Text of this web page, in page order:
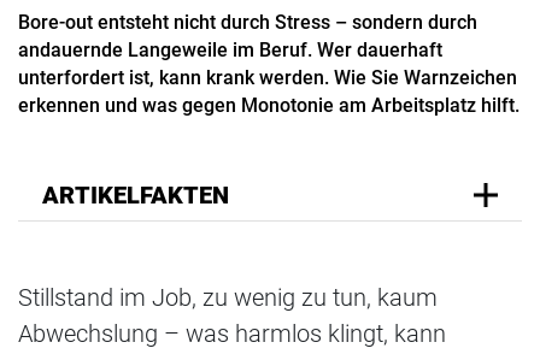
Bore-out entsteht nicht durch Stress – sondern durch
andauernde Langeweile im Beruf. Wer dauerhaft
unterfordert ist, kann krank werden. Wie Sie Warnzeichen
erkennen und was gegen Monotonie am Arbeitsplatz hilft.
ARTIKELFAKTEN
Stillstand im Job, zu wenig zu tun, kaum
Abwechslung – was harmlos klingt, kann